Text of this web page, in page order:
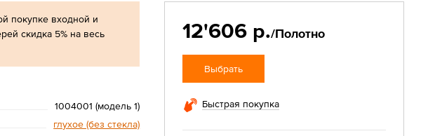
покупке входной и
скидка 5% на весь
1004001 (модель 1)
глухое (без стекла)
12'606 р./Полотно
Выбрать
Быстрая покупка